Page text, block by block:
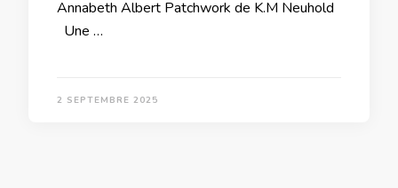
Annabeth Albert Patchwork de K.M Neuhold
Une …
2 SEPTEMBRE 2025